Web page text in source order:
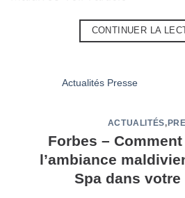
CONTINUER LA
ACTUALITÉS,
Forbes –
l’ambiance
Spa dans votre